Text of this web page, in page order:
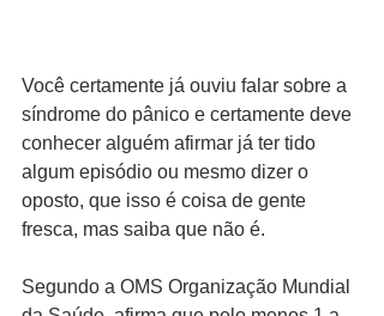
Você certamente já ouviu falar sobre a
síndrome do pânico e certamente deve
conhecer alguém afirmar já ter tido
algum episódio ou mesmo dizer o
oposto, que isso é coisa de gente
fresca, mas saiba que não é.
Segundo a OMS Organização Mundial